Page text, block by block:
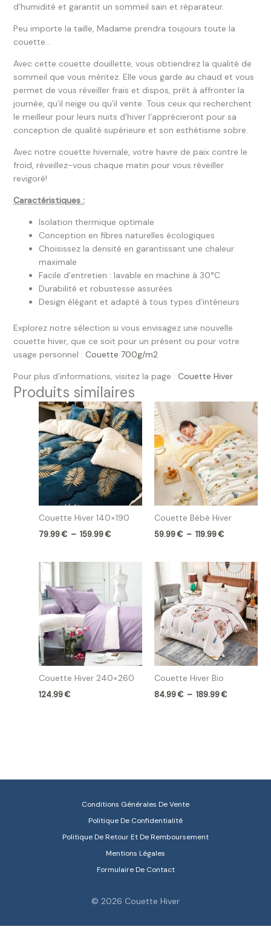
d’humidité et garantit un sommeil sain et réparateur.
Peu importe la taille, Madame prendra toujours toute la
couette…
Avec cette couette douillette, vous obtiendrez la qualité de
sommeil que vous méritez. Elle vous garde au chaud et vous
permet de vous réveiller frais et dispos, prêt à affronter la
journée, qu’il neige ou qu’il vente. Tous ceux qui recherchent
le meilleur pour leurs nuits d’hiver l’apprécieront pour sa
conception de qualité supérieure et son esthétisme sobre.
Avec notre couette hivernale, votre havre de paix contre le
froid, réveillez-vous chaque matin pour vous réveiller
revigoré!
Caractéristiques :
Isolation thermique optimale
Conception en fibres naturelles écologiques
Choisissez la densité en garantissant une chaleur
maximale
Facile d’entretien : lavable en machine à 30°C
Durabilité et robustesse assurées
Design élégant et adapté à tous types d’intérieurs
Explorez notre sélection si vous envisagez une nouvelle
couette hiver, que ce soit pour un présent ou pour votre
usage personnel : Couette 700g/m2
Pour plus d’informations, visitez la page : Couette Hiver
Produits similaires
Couette Hiver 140×190
79.99€ – 159.99€
Plage
de
prix :
79.99 €
159.99 €
Couette Bébé Hiver
59.99€ – 119.99€
prix :
59.99 €
à
119.99 €
Couette Hiver 240×260
124.99€
Couette Hiver Bio
84.99€ – 189.99€
Plage
de
prix :
84.99 €
à
189.99 €
Conditions Générales De Vente
Politique De Confidentialité
Politique De Retour Et De Remboursement
Mentions Légales
Formulaire De Contact
© 2026 Couette Hiver